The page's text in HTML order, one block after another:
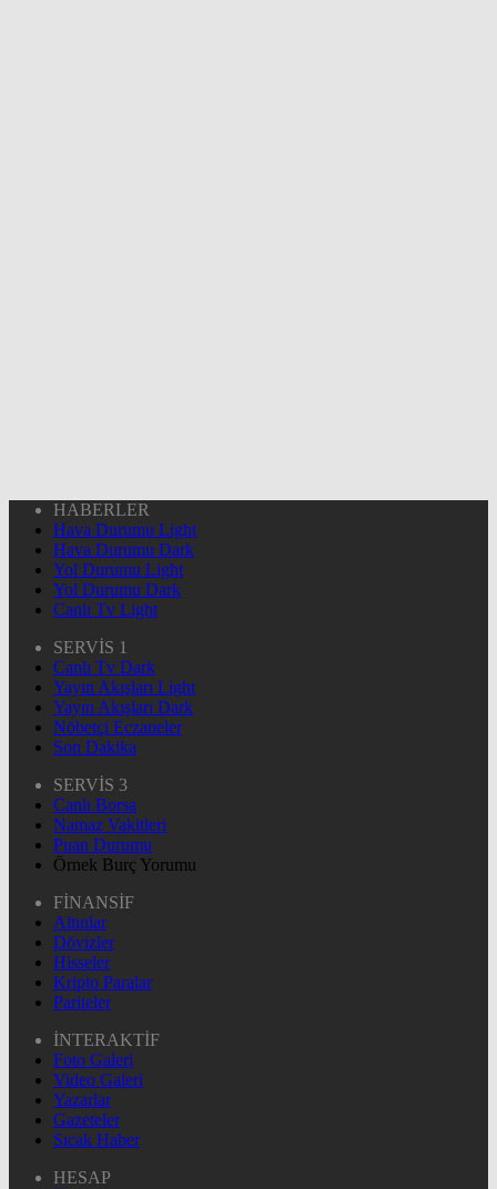
HABERLER
Hava Durumu Light
Hava Durumu Dark
Yol Durumu Light
Yol Durumu Dark
Canlı Tv Light
SERVİS 1
Canlı Tv Dark
Yayın Akışları Light
Yayın Akışları Dark
Nöbetçi Eczaneler
Son Dakika
SERVİS 3
Canlı Borsa
Namaz Vakitleri
Puan Durumu
Örnek Burç Yorumu
FİNANSİF
Altınlar
Dövizler
Hisseler
Kripto Paralar
Pariteler
İNTERAKTİF
Foto Galeri
Video Galeri
Yazarlar
Gazeteler
Sıcak Haber
HESAP